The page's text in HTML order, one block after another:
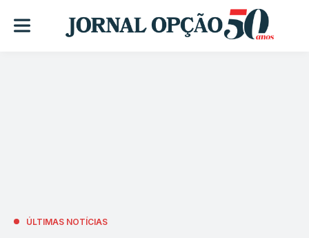
ÚLTIMAS NOTÍCIAS